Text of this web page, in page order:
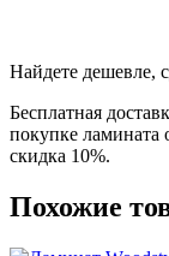
Найдете дешевле,
Бесплатная
покупке ламината
скидка 10%.
Похожие